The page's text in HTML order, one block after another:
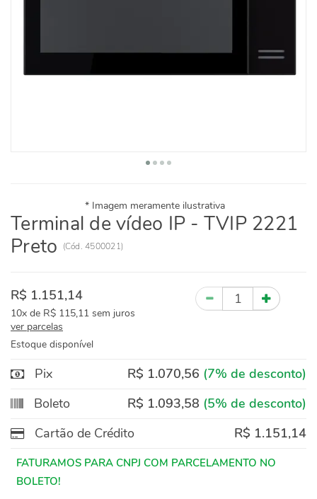
Terminal de vídeo IP - TVIP 2221
Preto
(Cód. 4500021)
R$ 1.151,14
10x de R$ 115,11 sem juros
ver parcelas
Estoque disponível
Quantidade
Pix R$ 1.070,56 (7% de desconto)
Boleto
R$ 1.093,58 (5% de desconto)
Cartão de Crédito
R$ 1.151,14